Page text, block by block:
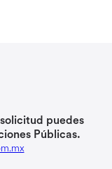
puedes
Públicas.